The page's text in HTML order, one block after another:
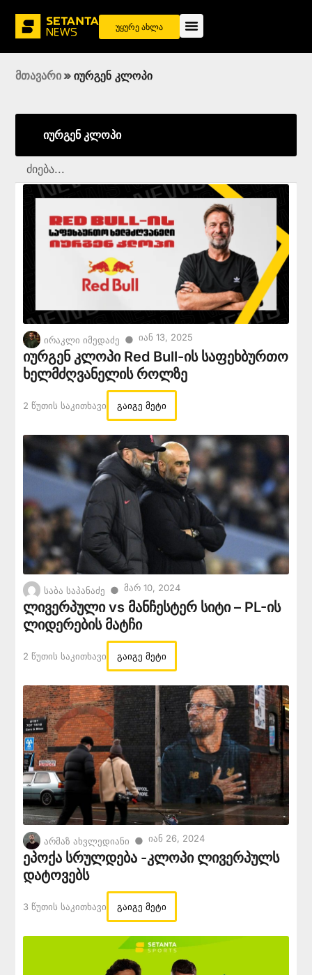
უყურე ახლა
მთავარი » იურგენ კლოპი
იურგენ კლოპი
ირაკლი იმედაძე ● Იან 13, 2025
იურგენ კლოპი Red Bull-ის საფეხბურთო
ხელმძღვანელის როლზე
2 Წუთის Საკითხავი გაიგე მეტი
საბა საპანაძე ● Მარ 10, 2024
ლივერპული vs მანჩესტერ სიტი – PL-ის
ლიდერების მატჩი
2 Წუთის Საკითხავი გაიგე მეტი
არმაზ ახვლედიანი ● Იან 26, 2024
ეპოქა სრულდება -კლოპი ლივერპულს
დატოვებს
3 Წუთის Საკითხავი გაიგე მეტი